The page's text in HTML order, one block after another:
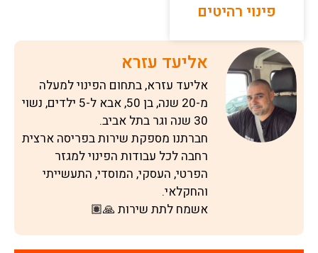
פינוי רהיטים
אליעד עזרא
אליעד עזרא, בתחום הפינוי למעלה
מ-20 שנה, בן 50, אבא ל-5 ילדים, נשוי
30 שנה וגר בתל אביב.
חברתנו מספקת שירות בפריסה ארצית
רחבה לכל עבודות הפינוי למגזר
הפרטי, העסקי, המוסדי, התעשייתי
והחקלאי.
אשמח לתת שירות 🙏🏽